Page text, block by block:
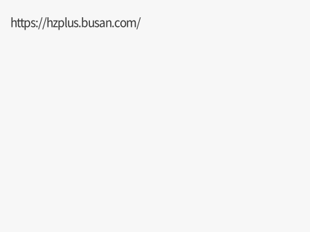
https://hzplus.busan.com/